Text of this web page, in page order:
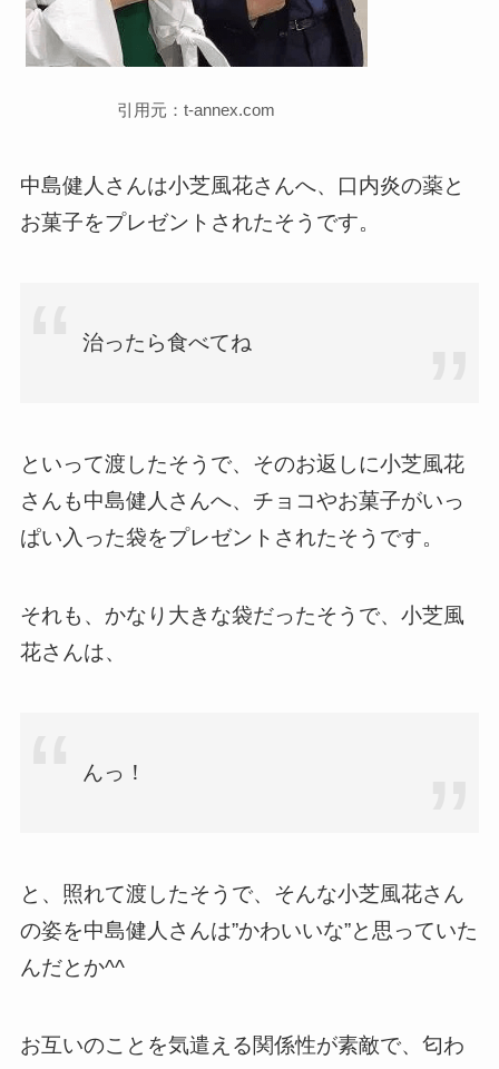
引用元：t-annex.com
中島健人さんは小芝風花さんへ、口内炎の薬と
お菓子をプレゼントされたそうです。
治ったら食べてね
といって渡したそうで、そのお返しに小芝風花
さんも中島健人さんへ、チョコやお菓子がいっ
ぱい入った袋をプレゼントされたそうです。
それも、かなり大きな袋だったそうで、小芝風
花さんは、
んっ！
と、照れて渡したそうで、そんな小芝風花さん
の姿を中島健人さんは”かわいいな”と思っていた
んだとか^^
お互いのことを気遣える関係性が素敵で、匂わ